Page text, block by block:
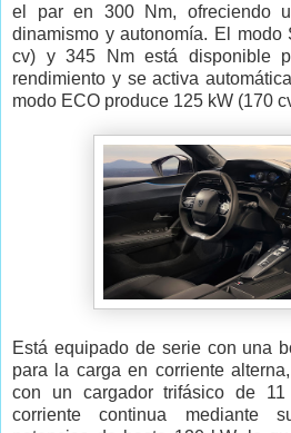
el par en 300 Nm, ofreciendo
dinamismo y autonomía. El modo
cv) y 345 Nm está disponible
rendimiento y se activa
modo ECO produce 125 kW (170
Está equipado de serie con una
para la carga en corriente
con un cargador trifásico de
corriente continua mediante